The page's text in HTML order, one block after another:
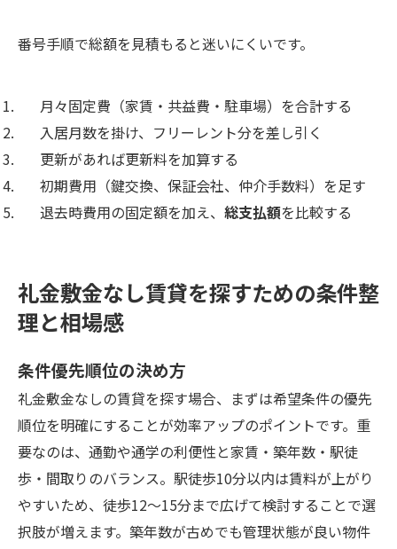
番号手順で総額を見積もると迷いにくいです。
月々固定費（家賃・共益費・駐車場）を合計する
入居月数を掛け、フリーレント分を差し引く
更新があれば更新料を加算する
初期費用（鍵交換、保証会社、仲介手数料）を足す
退去時費用の固定額を加え、 総支払額を比較する
礼金敷金なし賃貸を探すための条件整
理と相場感
条件優先順位の決め方
礼金敷金なしの賃貸を探す場合、まずは希望条件の優先
順位を明確にすることが効率アップのポイントです。重
要なのは、通勤や通学の利便性と家賃・築年数・駅徒
歩・間取りのバランス。駅徒歩10分以内は賃料が上がり
やすいため、徒歩12〜15分まで広げて検討することで選
択肢が増えます。築年数が古めでも管理状態が良い物件